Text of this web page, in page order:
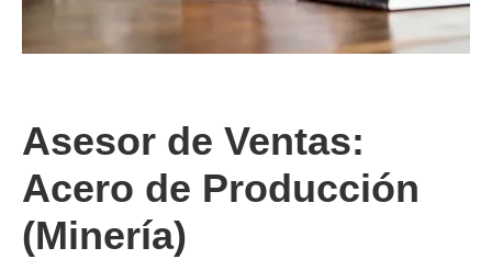
Asesor de Ventas:
Acero de Producción
(Minería)